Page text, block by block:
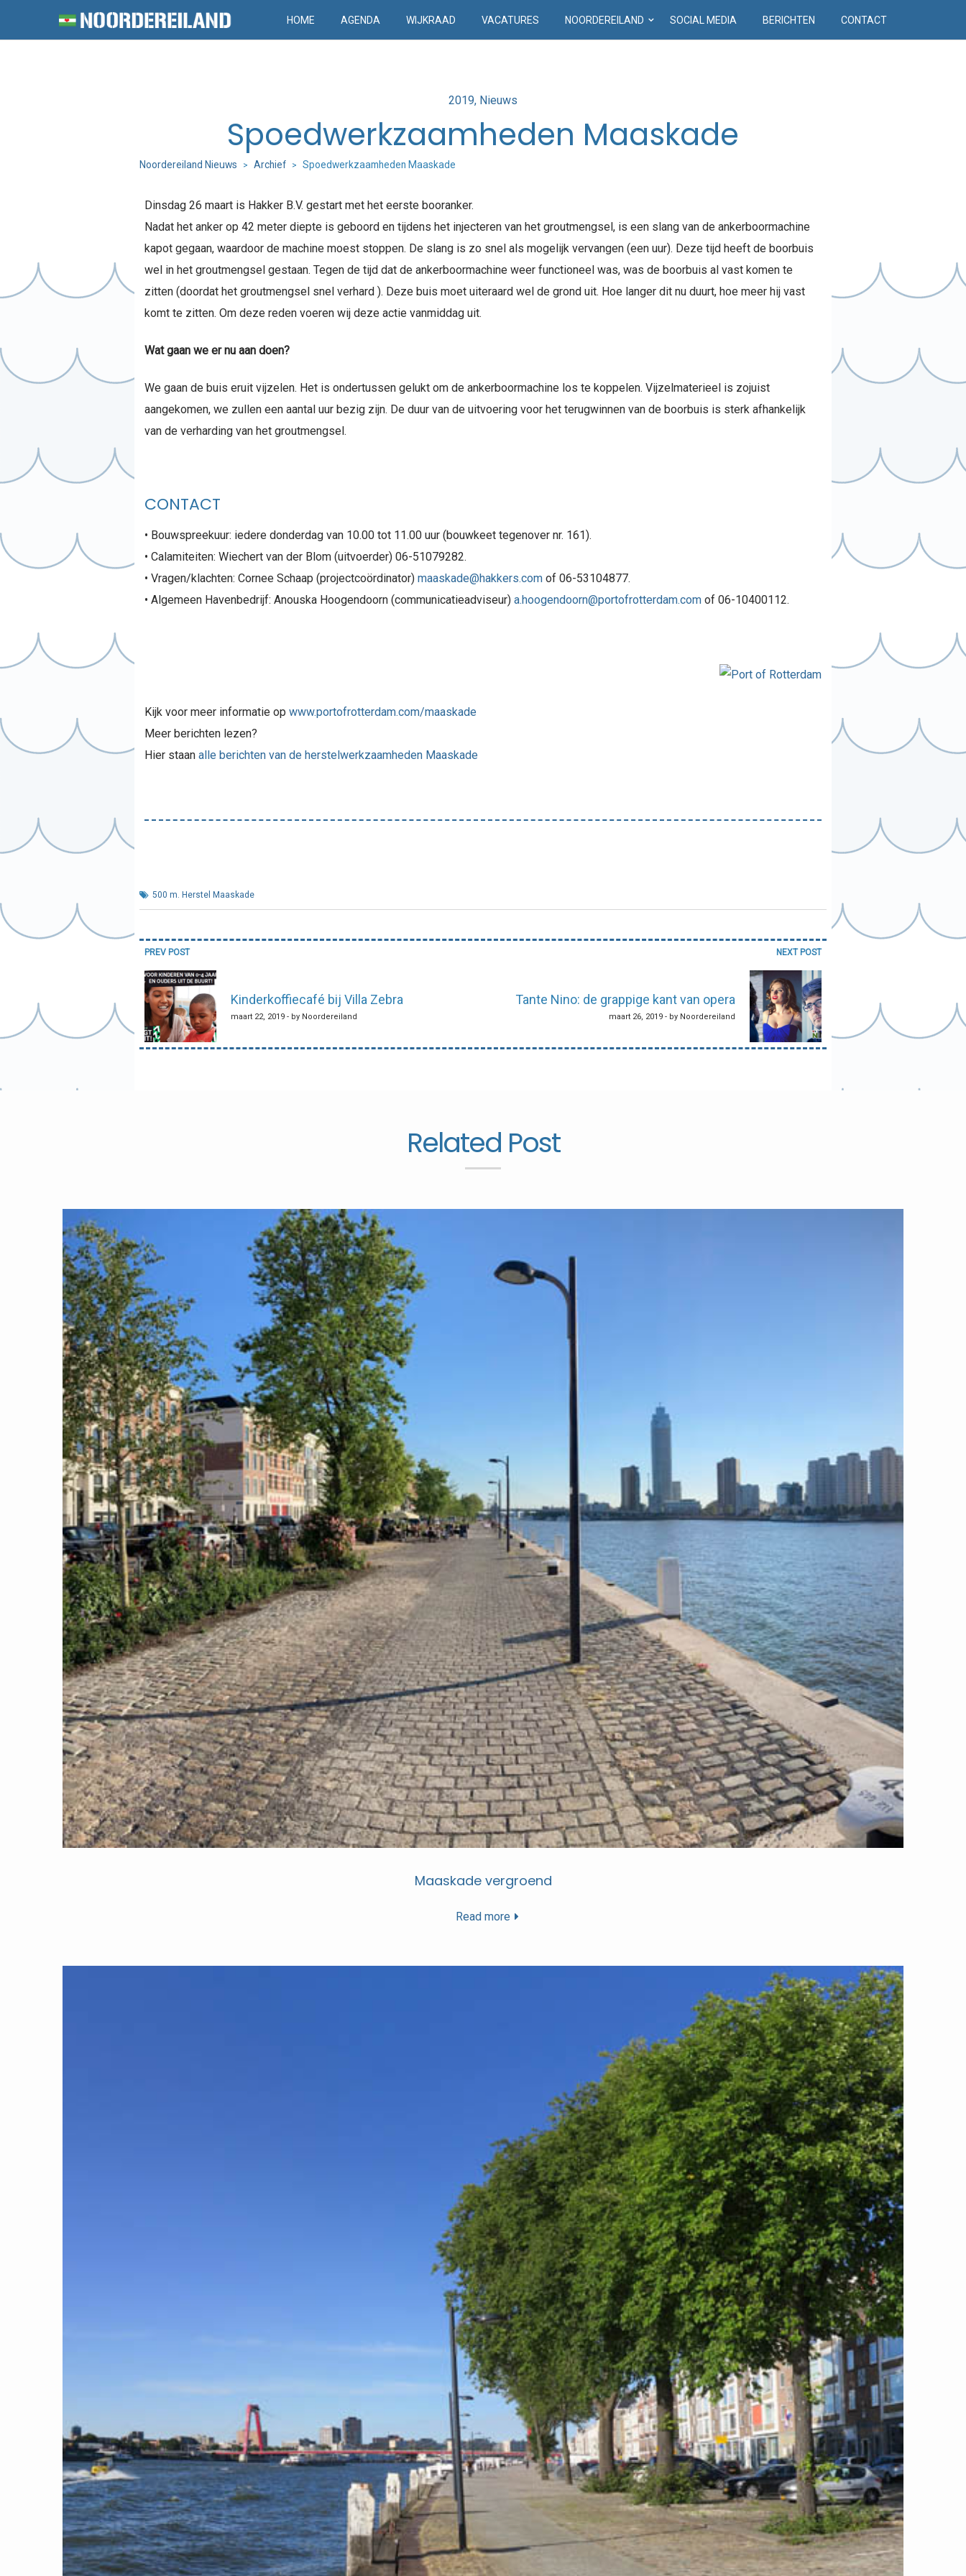
HOME AGENDA WIJKRAAD VACATURES NOORDEREILAND SOCIAL MEDIA BERICHTEN CONTACT
Posted
2019 Nieuws
Spoedwerkzaamheden Maaskade
Noordereiland Nieuws > Archief > Spoedwerkzaamheden Maaskade
Dinsdag 26 maart is Hakker B.V. gestart met het eerste booranker.
Nadat het anker op 42 meter diepte is geboord en tijdens het injecteren van het groutmengsel, is een slang van de ankerboormachine
kapot gegaan, waardoor de machine moest stoppen. De slang is zo snel als mogelijk vervangen (een uur). Deze tijd heeft de boorbuis
wel in het groutmengsel gestaan. Tegen de tijd dat de ankerboormachine weer functioneel was, was de boorbuis al vast komen te
zitten (doordat het groutmengsel snel verhard ). Deze buis moet uiteraard wel de grond uit. Hoe langer dit nu duurt, hoe meer hij vast
komt te zitten. Om deze reden voeren wij deze actie vanmiddag uit.
Wat gaan we er nu aan doen?
We gaan de buis eruit vijzelen. Het is ondertussen gelukt om de ankerboormachine los te koppelen. Vijzelmaterieel is zojuist
aangekomen, we zullen een aantal uur bezig zijn. De duur van de uitvoering voor het terugwinnen van de boorbuis is sterk afhankelijk
van de verharding van het groutmengsel.
CONTACT
• Bouwspreekuur: iedere donderdag van 10.00 tot 11.00 uur (bouwkeet tegenover nr. 161).
• Calamiteiten: Wiechert van der Blom (uitvoerder) 06-51079282.
• Vragen/klachten: Cornee Schaap (projectcoördinator) maaskade@hakkers.comof 06-53104877.
• Algemeen Havenbedrijf: Anouska Hoogendoorn (communicatieadviseur) a.hoogendoorn@portofrotterdam.comof 06-10400112.
Kijk voor meer informatie op www.portofrotterdam.com/maaskade
Meer berichten lezen?
Hier staan alle berichten van de herstelwerkzaamheden Maaskade
500 m. Herstel Maaskade
Bericht
navigatie
PREV POST
Kinderkoffiecafé bij Villa Zebra
maart 22, 2019 - by Noordereiland
NEXT POST
Tante Nino: de grappige kant van opera
maart 26, 2019 - by Noordereiland
Related Post
Maaskade vergroend
Read more